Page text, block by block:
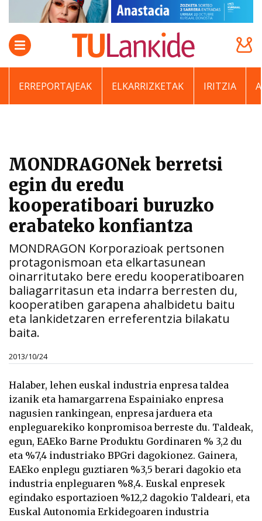
ERREPORTAJEAK ELKARRIZKETAK IRITZIA
MONDRAGONek berretsi
egin du eredu
kooperatiboari buruzko
erabateko konfiantza
MONDRAGON Korporazioak pertsonen
protagonismoan eta elkartasunean
oinarritutako bere eredu kooperatiboaren
baliagarritasun eta indarra berresten du,
kooperatiben garapena ahalbidetu baitu
eta lankidetzaren erreferentzia bilakatu
baita.
2013/10/24
Halaber, lehen euskal industria enpresa taldea
izanik eta hamargarrena Espainiako enpresa
nagusien rankingean, enpresa jarduera eta
enpleguarekiko konpromisoa berreste du. Taldeak,
egun, EAEko Barne Produktu Gordinaren % 3,2 du
eta %7,4 industriako BPGri dagokionez. Gainera,
EAEko enplegu guztiaren %3,5 berari dagokio eta
industria enpleguaren %8,4. Euskal enpresek
egindako esportazioen %12,2 dagokio Taldeari, eta
Euskal Autonomia Erkidegoaren industria